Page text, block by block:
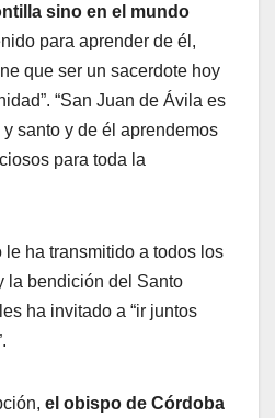
sino en el mundo
para aprender de él,
que ser un sacerdote hoy
“San Juan de Ávila es
santo y de él aprendemos
para toda la
ha transmitido a todos los
la bendición del Santo
ha invitado a “ir juntos
el obispo de Córdoba